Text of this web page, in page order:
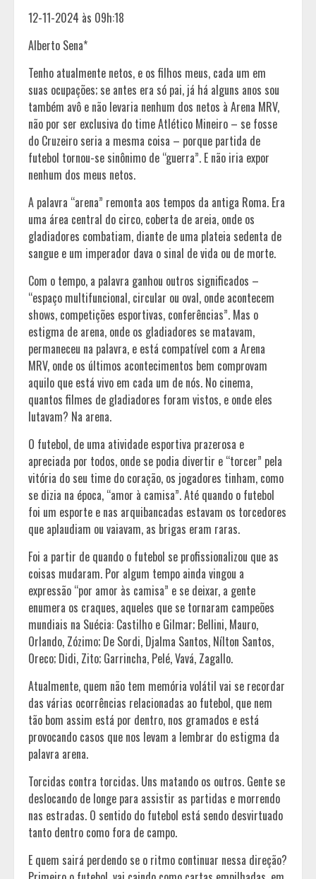
12-11-2024 às 09h:18
Alberto Sena*
Tenho atualmente netos, e os filhos meus, cada um em
suas ocupações; se antes era só pai, já há alguns anos sou
também avô e não levaria nenhum dos netos à Arena MRV,
não por ser exclusiva do time Atlético Mineiro – se fosse
do Cruzeiro seria a mesma coisa – porque partida de
futebol tornou-se sinônimo de “guerra”. E não iria expor
nenhum dos meus netos.
A palavra “arena” remonta aos tempos da antiga Roma. Era
uma área central do circo, coberta de areia, onde os
gladiadores combatiam, diante de uma plateia sedenta de
sangue e um imperador dava o sinal de vida ou de morte.
Com o tempo, a palavra ganhou outros significados –
“espaço multifuncional, circular ou oval, onde acontecem
shows, competições esportivas, conferências”. Mas o
estigma de arena, onde os gladiadores se matavam,
permaneceu na palavra, e está compatível com a Arena
MRV, onde os últimos acontecimentos bem comprovam
aquilo que está vivo em cada um de nós. No cinema,
quantos filmes de gladiadores foram vistos, e onde eles
lutavam? Na arena.
O futebol, de uma atividade esportiva prazerosa e
apreciada por todos, onde se podia divertir e “torcer” pela
vitória do seu time do coração, os jogadores tinham, como
se dizia na época, “amor à camisa”. Até quando o futebol
foi um esporte e nas arquibancadas estavam os torcedores
que aplaudiam ou vaiavam, as brigas eram raras.
Foi a partir de quando o futebol se profissionalizou que as
coisas mudaram. Por algum tempo ainda vingou a
expressão “por amor às camisa” e se deixar, a gente
enumera os craques, aqueles que se tornaram campeões
mundiais na Suécia: Castilho e Gilmar; Bellini, Mauro,
Orlando, Zózimo; De Sordi, Djalma Santos, Nílton Santos,
Oreco; Didi, Zito; Garrincha, Pelé, Vavá, Zagallo.
Atualmente, quem não tem memória volátil vai se recordar
das várias ocorrências relacionadas ao futebol, que nem
tão bom assim está por dentro, nos gramados e está
provocando casos que nos levam a lembrar do estigma da
palavra arena.
Torcidas contra torcidas. Uns matando os outros. Gente se
deslocando de longe para assistir as partidas e morrendo
nas estradas. O sentido do futebol está sendo desvirtuado
tanto dentro como fora de campo.
E quem sairá perdendo se o ritmo continuar nessa direção?